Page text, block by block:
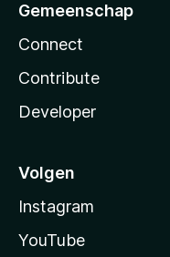
Gemeenschap
Connect
Contribute
Developer
Volgen
Instagram
YouTube